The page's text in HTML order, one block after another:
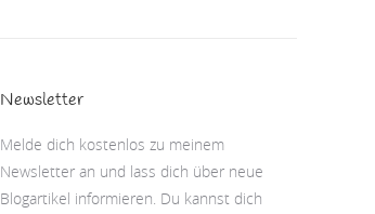
Newsletter
Melde dich kostenlos zu meinem
Newsletter an und lass dich über neue
Blogartikel informieren. Du kannst dich